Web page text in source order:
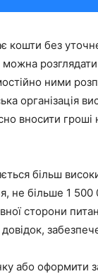
кошти без
ними
організація
вносити
більш
не більше 1 500
сторони
або оформити